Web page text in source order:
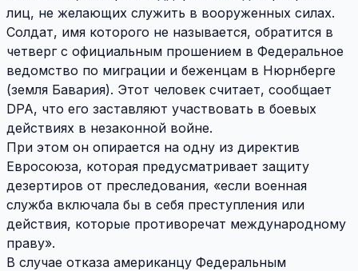
лиц, не желающих служить в вооруженных силах.
Солдат, имя которого не называется, обратится в
четверг с официальным прошением в Федеральное
ведомство по миграции и беженцам в Нюрнберге
(земля Бавария). Этот человек считает, сообщает
DPA, что его заставляют участвовать в боевых
действиях в незаконной войне.
При этом он опирается на одну из директив
Евросоюза, которая предусматривает защиту
дезертиров от преследования, «если военная
служба включала бы в себя преступления или
действия, которые противоречат международному
праву».
В случае отказа американцу Федеральным